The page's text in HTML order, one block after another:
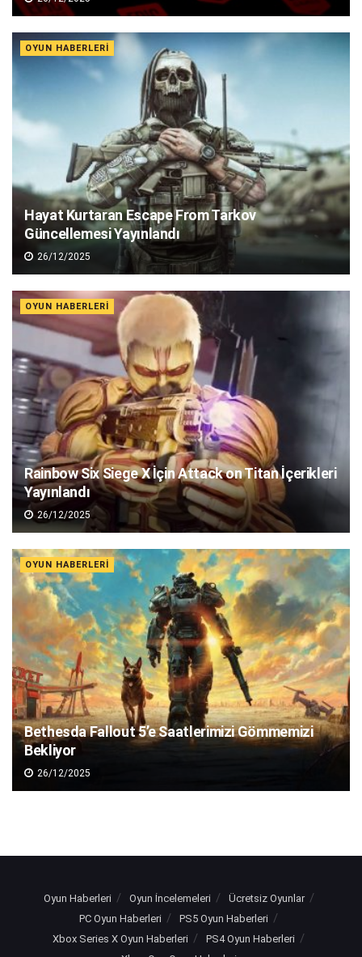
OYUN HABERLERI
Hayat Kurtaran Escape From Tarkov
Güncellemesi Yayınlandı
26/12/2025
OYUN HABERLERI
Rainbow Six Siege X İçin Attack on Titan İçerikleri
Yayınlandı
26/12/2025
OYUN HABERLERI
Bethesda Fallout 5’e Saatlerimizi Gömmemizi
Bekliyor
26/12/2025
Oyun Haberleri Oyun İncelemeleri
Ücretsiz Oyunlar
PC Oyun Haberleri
PS5 Oyun Haberleri
Xbox Series X Oyun Haberleri
PS4 Oyun Haberleri